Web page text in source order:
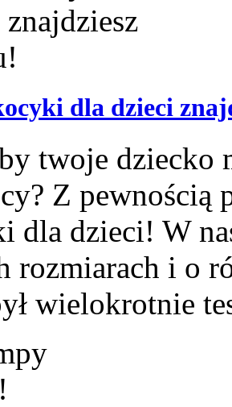
dla dzieci
twoje dziecko
Z pewnością
dla dzieci! W
rozmiarach i o
wielokrotnie